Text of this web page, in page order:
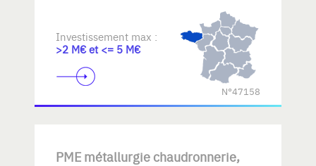
Investissement max :
>2 M€ et <= 5 M€
N°47158
PME métallurgie chaudronnerie,